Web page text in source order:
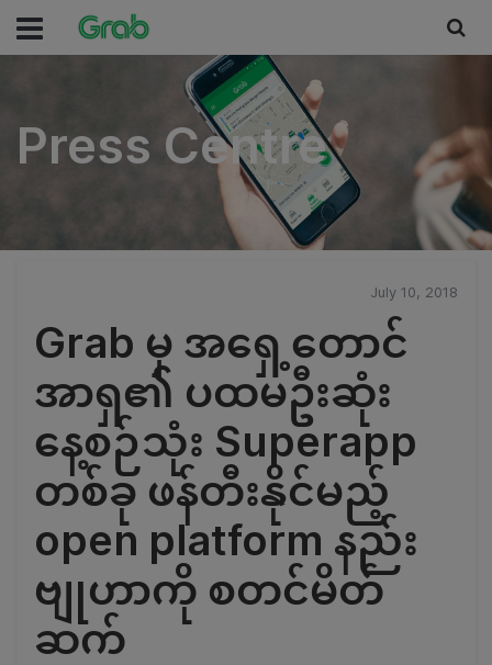
Press Centre
Press Centre
July 10, 2018
Grab မှ အရှေ့တောင်
အာရှ၏ ပထမဦးဆုံး
နေ့စဉ်သုံး Superapp
တစ်ခု ဖန်တီးနိုင်မည့်
open platform နည်း
ဗျုဟာကို စတင်မိတ်
ဆက်